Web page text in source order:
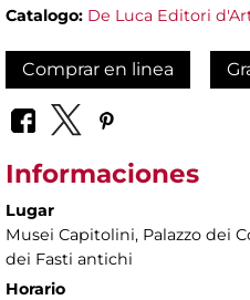
Catalogo: De Luca Editori
Comprar en linea
Informaciones
Lugar
Musei Capitolini, Palazzo dei
dei Fasti antichi
Horario